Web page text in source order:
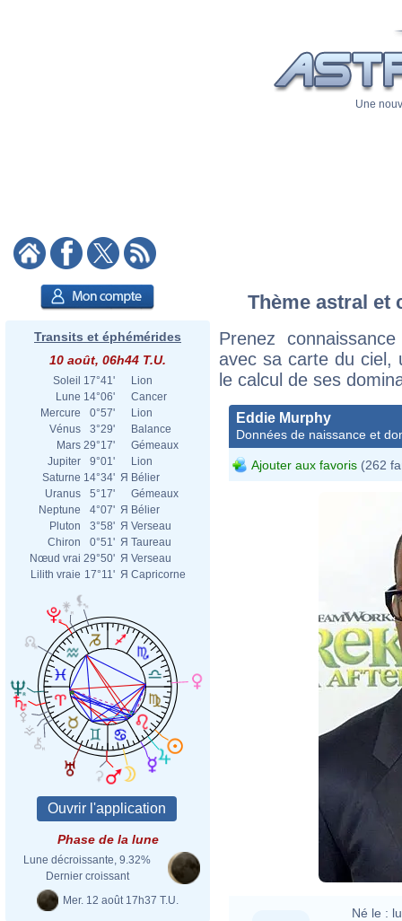
Une
Transits et éphémérides
10 août, 06h44 T.U.
Soleil 17°41'
Lion
Lune 14°06'
Cancer
Mercure
0°57'
Lion
Vénus
3°29'
Balance
Mars 29°17'
Gémeaux
Jupiter
9°01'
Lion
Saturne 14°34' Я Bélier
Uranus
5°17'
Gémeaux
Neptune
4°07' Я Bélier
Pluton
3°58' Я Verseau
Chiron
0°51' Я Taureau
Nœud vrai 29°50' Я Verseau
Lilith vraie 17°11' Я Capricorne
Phase de la lune
Lune décroissante, 9.32%
Dernier croissant
Mer. 12 août 17h37 T.U.
Thème astral et
Prenez
avec sa carte du ciel,
le calcul de ses
Eddie Murphy
Données de naissance et
Ajouter aux favoris (262
Né le :